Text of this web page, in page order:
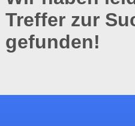
Treffer zur
gefunden!